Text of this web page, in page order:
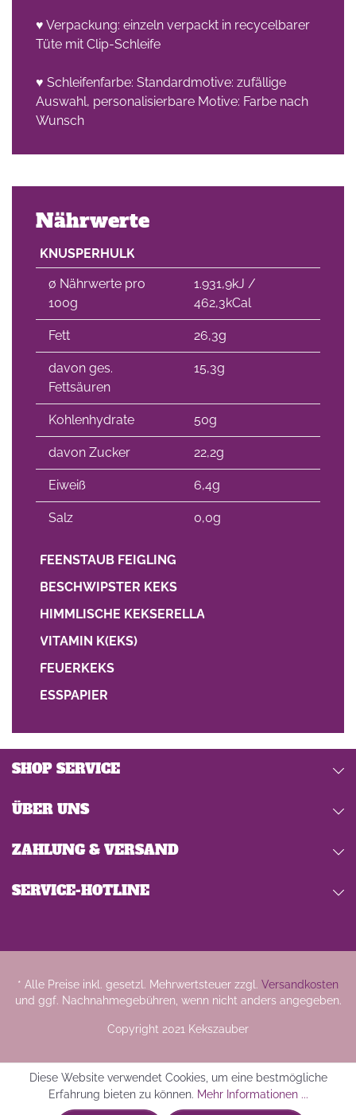
♥ Verpackung: einzeln verpackt in recycelbarer
Tüte mit Clip-Schleife
♥ Schleifenfarbe: Standardmotive: zufällige
Auswahl, personalisierbare Motive: Farbe nach
Wunsch
Nährwerte
KNUSPERHULK
∅ Nährwerte pro
100g
1.931,9kJ /
462,3kCal
Fett 26,3g
davon ges.
Fettsäuren
15,3g
Kohlenhydrate 50g
davon Zucker 22,2g
Eiweiß 6,4g
Salz 0,0g
FEENSTAUB FEIGLING
BESCHWIPSTER KEKS
HIMMLISCHE KEKSERELLA
VITAMIN K(EKS)
FEUERKEKS
ESSPAPIER
SERVICE-HOTLINE
SHOP SERVICE
ÜBER UNS
ZAHLUNG & VERSAND
* Alle Preise inkl. gesetzl. Mehrwertsteuer zzgl. Versandkosten
und ggf. Nachnahmegebühren, wenn nicht anders angegeben.
Copyright 2021 Kekszauber
Diese Website verwendet Cookies, um eine bestmögliche
Erfahrung bieten zu können. Mehr Informationen ...